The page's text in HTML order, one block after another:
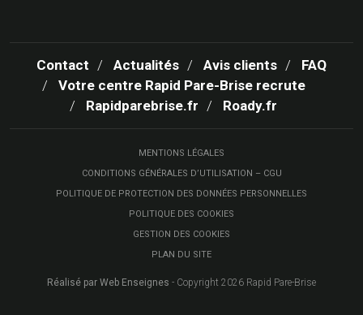
Contact Actualités Avis clients
FAQ
Votre centre Rapid Pare-Brise recrute
Rapidparebrise.fr
Roady.fr
MENTIONS LÉGALES
CONDITIONS GÉNÉRALES D’UTILISATION – CGU
POLITIQUE DE PROTECTION DES DONNÉES PERSONNELLES
POLITIQUE DES COOKIES
GESTION DES COOKIES
PLAN DU SITE
Réalisé par Web Enseignes - Copyright 2026 Rapid Pare-Brise